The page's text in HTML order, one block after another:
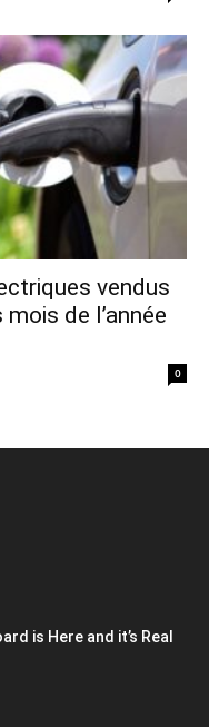
vendus
de l’année
0
is Here and it’s Real